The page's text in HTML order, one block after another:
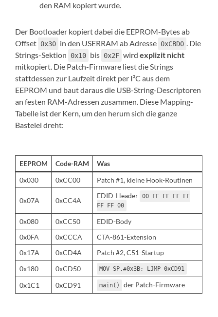
den RAM kopiert wurde.
Der Bootloader kopiert dabei die EEPROM-Bytes ab
Offset 0x30 in den USERRAM ab Adresse 0xCBD0 . Die
Strings-Sektion
0x10 bis 0x2F wirdexplizit nicht
mitkopiert. Die Patch-Firmware liest die Strings
stattdessen zur Laufzeit direkt per I²C aus dem
EEPROM und baut daraus die USB-String-Descriptoren
an festen RAM-Adressen zusammen. Diese Mapping-
Tabelle ist der Kern, um den herum sich die ganze
Bastelei dreht:
EEPROM Code-RAM
Was
0x030
0xCC00 Patch #1, kleine Hook-Routinen
0x07A 0xCC4A
EDID-Header 00 FF FF FF FF
FF FF 00
0x080 0xCC50
EDID-Body
0x0FA
0xCCCA
CTA-861-Extension
0x17A
0xCD4A
Patch #2, C51-Startup
0x180
0xCD50 MOV SP,#0x3B; LJMP 0xCD91
0x1C1 0xCD91 main() der Patch-Firmware